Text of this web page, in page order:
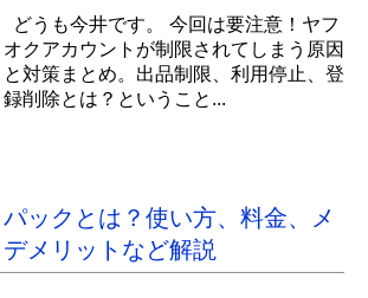
どうも今井です。 今回は要注意！ヤフ
オクアカウントが制限されてしまう原因
と対策まとめ。出品制限、利用停止、登
録削除とは？ということ...
ックとは？使い方、料金、メ
メリットなど解説